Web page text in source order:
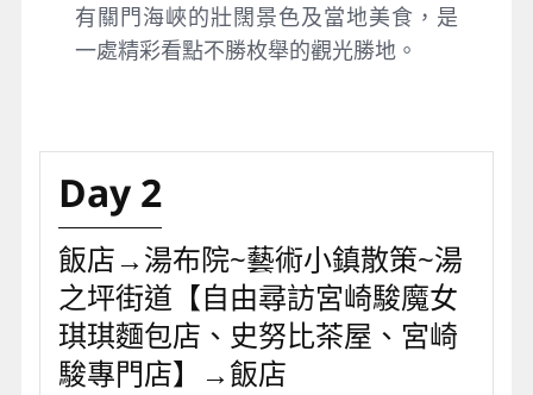
有關門海峽的壯闊景色及當地美食，是
一處精彩看點不勝枚舉的觀光勝地。
Day 2
飯店→湯布院~藝術小鎮散策~湯
之坪街道【自由尋訪宮崎駿魔女
琪琪麵包店、史努比茶屋、宮崎
駿專門店】→飯店